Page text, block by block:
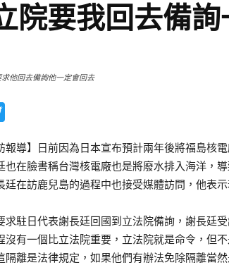
院要我回去備
他回去備詢他一定會回去
報導】日前因為日本宣布預計兩年後將福島核
也在臉書稱台灣核電廠也是將廢水排入海洋，
廷在訪鹿兒島的過程中也接受媒體訪問，他表
駐日代表謝長廷回國到立法院備詢，謝長廷
沒有一個比立法院重要，立法院就是命令，但
隔離是法律規定，如果他們有辦法免除隔離當